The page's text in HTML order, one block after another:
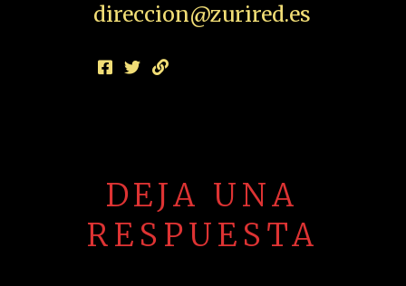
direccion@zurired.es
DEJA UNA
RESPUESTA